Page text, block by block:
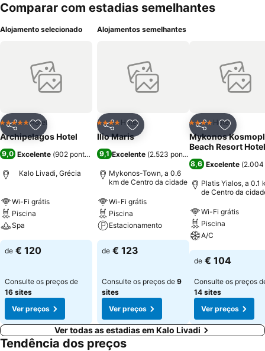
Comparar com estadias semelhantes
Alojamento selecionado
PartilharAdicionar aos favoritos
5 EstrelasHotel
Archipelagos Hotel
9,0 Excelente (902 pontuações )
Kalo Livadi, Grécia
Wi-Fi grátis
Piscina
Spa
de € 120
Consulte os preços de
16 sites
Ver preços
Alojamentos semelhantes
PartilharAdicionar aos favoritos
4 EstrelasHotel
Ilio Maris
9,1 Excelente (2.523 pontuações
Mykonos-Town, a 0.6
km de Centro da cidade
Wi-Fi grátis
Piscina
Estacionamento
de € 123
Consulte os preços de 9
sites
Ver preços
Partilhar
4 EstrelasHotel
Mykonos
Beach Resort Hotel
8,6 Excelente (2.004
Platis Yialos, a 0.1
de Centro da
Wi-Fi grátis
Piscina
A/C
de € 104
Consulte os preços
14 sites
Ver preços
Ver todas as estadias em Kalo Livadi
Tendência dos preços